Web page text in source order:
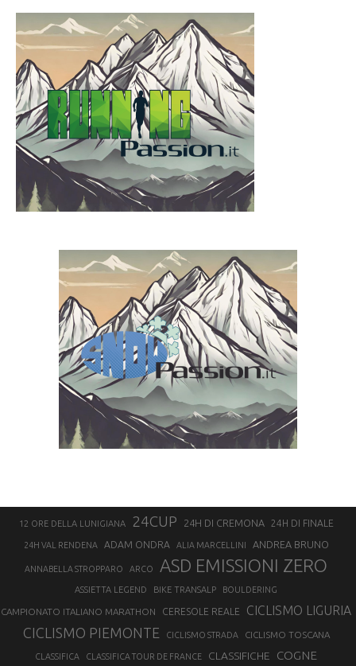
12 ORE DELLA LUNIGIANA 24CUP 24H DI CREMONA 24H DI FINALE
24H VAL RENDENA ADAM ONDRA ALIA MARCELLINI ANDREA BRUNO
ANNABELLA STROPPARO ARCO ASD EMISSIONI ZERO
ASSIETTA LEGEND BIKE TRANSALP BOULDERING
CAMPIONATO ITALIANO MARATHON CERESOLE REALE CICLISMO LIGURIA
CICLISMO PIEMONTE CICLISMO STRADA CICLISMO TOSCANA
CLASSIFICA CLASSIFICA TOUR DE FRANCE CLASSIFICHE COGNE